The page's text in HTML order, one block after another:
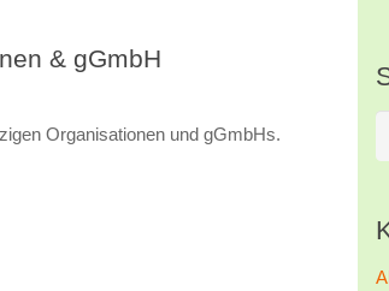
& gGmbH
Organisationen und gGmbHs.